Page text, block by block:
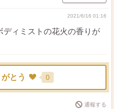
2021/6/16 01:16
ディミストの花火の香りが
とう 0
通報する